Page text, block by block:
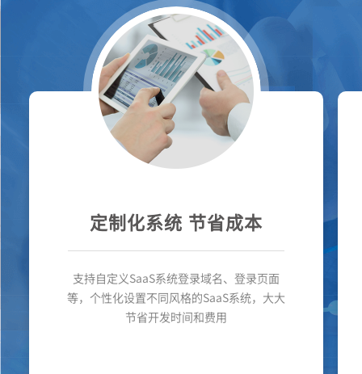
定制化系统 节省成本
支持自定义SaaS系统登录域名、登录页面
等，个性化设置不同风格的SaaS系统，大大
节省开发时间和费用